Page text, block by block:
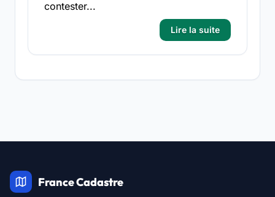
contester...
Lire la suite
France Cadastre